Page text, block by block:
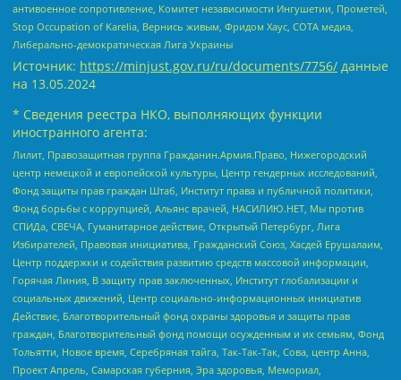
антивоенное сопротивление, Комитет независимости Ингушетии, Прометей,
Stop Occupation of Karelia, Вернись живым, Фридом Хаус, СОТА медиа,
Либерально-демократическая Лига Украины
Источник: https://minjust.gov.ru/ru/documents/7756/ данные
на 13.05.2024
* Сведения реестра НКО, выполняющих функции
иностранного агента:
Лилит, Правозащитная группа Гражданин.Армия.Право, Нижегородский
центр немецкой и европейской культуры, Центр гендерных исследований,
Фонд защиты прав граждан Штаб, Институт права и публичной политики,
Фонд борьбы с коррупцией, Альянс врачей, НАСИЛИЮ.НЕТ, Мы против
СПИДа, СВЕЧА, Гуманитарное действие, Открытый Петербург, Лига
Избирателей, Правовая инициатива, Гражданский Союз, Хасдей Ерушалаим,
Центр поддержки и содействия развитию средств массовой информации,
Горячая Линия, В защиту прав заключенных, Институт глобализации и
социальных движений, Центр социально-информационных инициатив
Действие, Благотворительный фонд охраны здоровья и защиты прав
граждан, Благотворительный фонд помощи осужденным и их семьям, Фонд
Тольятти, Новое время, Серебряная тайга, Так-Так-Так, Сова, центр Анна,
Проект Апрель, Самарская губерния, Эра здоровья, Мемориал,